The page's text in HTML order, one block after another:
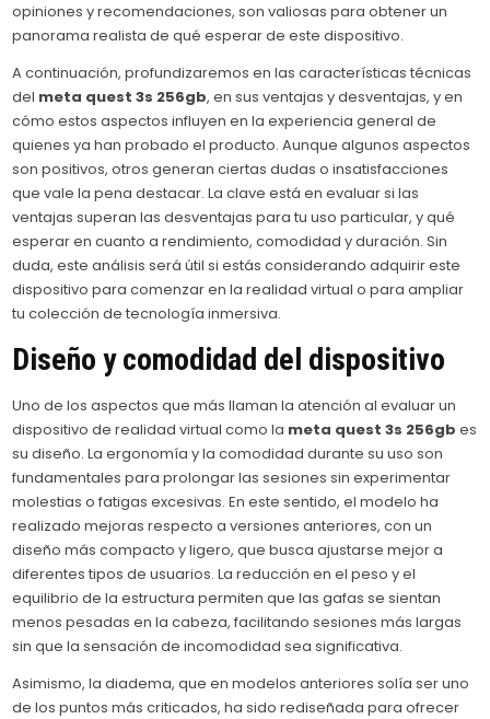
opiniones y recomendaciones, son valiosas para obtener un
panorama realista de qué esperar de este dispositivo.
A continuación, profundizaremos en las características técnicas
del meta quest 3s 256gb, en sus ventajas y desventajas, y en
cómo estos aspectos influyen en la experiencia general de
quienes ya han probado el producto. Aunque algunos aspectos
son positivos, otros generan ciertas dudas o insatisfacciones
que vale la pena destacar. La clave está en evaluar si las
ventajas superan las desventajas para tu uso particular, y qué
esperar en cuanto a rendimiento, comodidad y duración. Sin
duda, este análisis será útil si estás considerando adquirir este
dispositivo para comenzar en la realidad virtual o para ampliar
tu colección de tecnología inmersiva.
Diseño y comodidad del dispositivo
Uno de los aspectos que más llaman la atención al evaluar un
dispositivo de realidad virtual como la meta quest 3s 256gb es
su diseño. La ergonomía y la comodidad durante su uso son
fundamentales para prolongar las sesiones sin experimentar
molestias o fatigas excesivas. En este sentido, el modelo ha
realizado mejoras respecto a versiones anteriores, con un
diseño más compacto y ligero, que busca ajustarse mejor a
diferentes tipos de usuarios. La reducción en el peso y el
equilibrio de la estructura permiten que las gafas se sientan
menos pesadas en la cabeza, facilitando sesiones más largas
sin que la sensación de incomodidad sea significativa.
Asimismo, la diadema, que en modelos anteriores solía ser uno
de los puntos más criticados, ha sido rediseñada para ofrecer